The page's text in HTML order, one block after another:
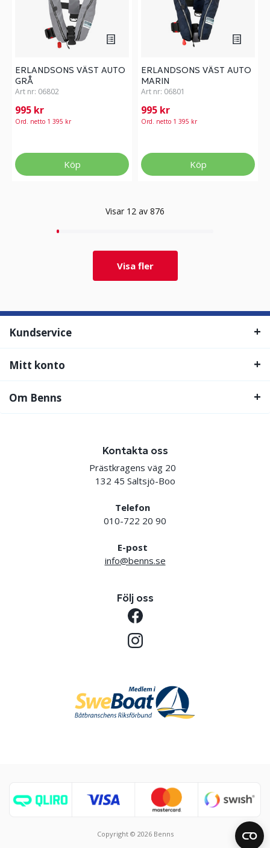
ERLANDSONS VÄST AUTO
GRÅ
Art nr: 06802
995 kr
Ord. netto 1 395 kr
Köp
ERLANDSONS VÄST AUTO
MARIN
Art nr: 06801
995 kr
Ord. netto 1 395 kr
Köp
Visar 12 av 876
Visa fler
Kundservice
Mitt konto
Om Benns
Kontakta oss
Prästkragens väg 20
132 45 Saltsjö-Boo
Telefon
010-722 20 90
E-post
info@benns.se
Följ oss
Copyright © 2026 Benns